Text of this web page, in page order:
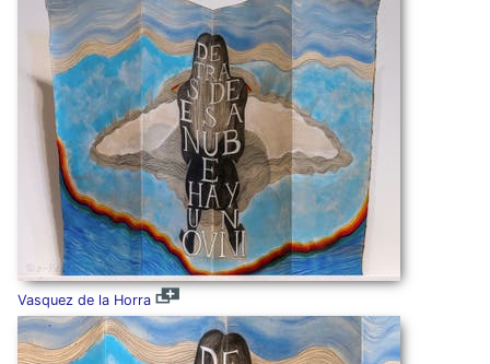
Vasquez de la Horra